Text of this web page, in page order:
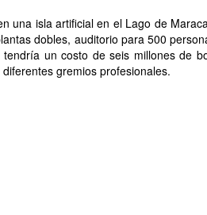
una isla artificial en el Lago de
dobles, auditorio para 500
un costo de seis millones de
gremios profesionales.